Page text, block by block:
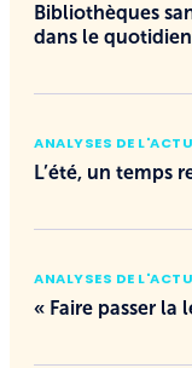
Bibliothèques
dans le quotidien
ANALYSES DE
L’été, un temps
ANALYSES DE
« Faire passer la